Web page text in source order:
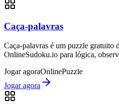
Caça-palavras
Caça-palavras é um puzzle gratuito
OnlineSudoku.io para lógica,
Jogar agoraOnlinePuzzle
Jogar agora